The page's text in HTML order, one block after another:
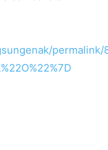
permalink/